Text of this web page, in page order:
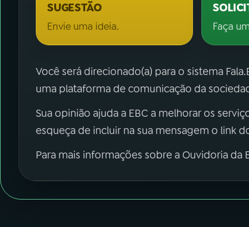
SUGESTÃO
Envie uma ideia. Faça
Você será direcionado(a) para o sistema
uma plataforma de comunicação da
Sua opinião ajuda a EBC a melhorar os
esqueça de incluir na sua mensagem o link
Para mais informações sobre a Ouvidoria da